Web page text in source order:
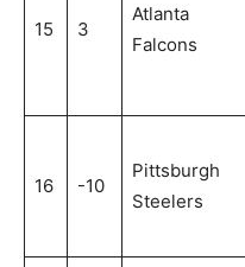
15 3
Atlanta
Falcons
16 -10
Pittsburgh
Steelers